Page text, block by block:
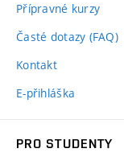
Přípravné kurzy
Časté dotazy (FAQ)
Kontakt
E-přihláška
PRO STUDENTY